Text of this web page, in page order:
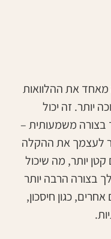
את ההלוואות
יותר. זה יכול
בצורה משמעותית –
ויותר! תאר לעצמך את ההקלה
יותר, מה שיכול
בצורה הרבה יותר
כגון חיסכון,